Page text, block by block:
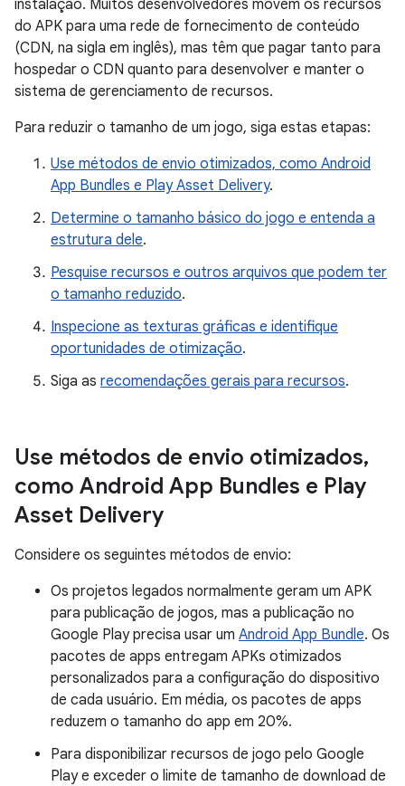
instalação. Muitos desenvolvedores movem os recursos
do APK para uma rede de fornecimento de conteúdo
(CDN, na sigla em inglês), mas têm que pagar tanto para
hospedar o CDN quanto para desenvolver e manter o
sistema de gerenciamento de recursos.
Para reduzir o tamanho de um jogo, siga estas etapas:
Use métodos de envio otimizados, como Android
App Bundles e Play Asset Delivery.
Determine o tamanho básico do jogo e entenda a
estrutura dele.
Pesquise recursos e outros arquivos que podem ter
o tamanho reduzido.
Inspecione as texturas gráficas e identifique
oportunidades de otimização.
Siga as recomendações gerais para recursos.
Use métodos de envio otimizados,
como Android App Bundles e Play
Asset Delivery
Considere os seguintes métodos de envio:
Os projetos legados normalmente geram um APK
para publicação de jogos, mas a publicação no
Google Play precisa usar um Android App Bundle. Os
pacotes de apps entregam APKs otimizados
personalizados para a configuração do dispositivo
de cada usuário. Em média, os pacotes de apps
reduzem o tamanho do app em 20%.
Para disponibilizar recursos de jogo pelo Google
Play e exceder o limite de tamanho de download de